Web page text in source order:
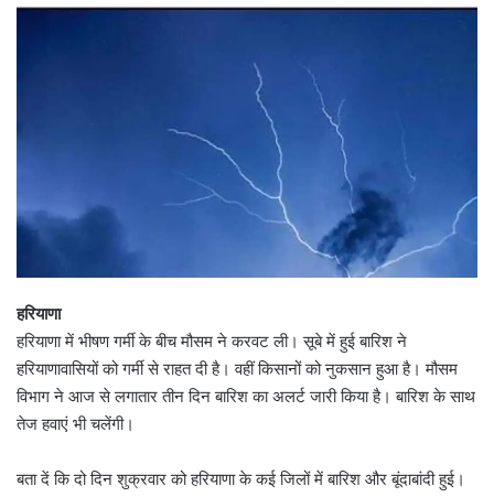
हरियाणा
हरियाणा में भीषण गर्मी के बीच मौसम ने करवट ली। सूबे में हुई बारिश ने
हरियाणावासियों को गर्मी से राहत दी है। वहीं किसानों को नुकसान हुआ है। मौसम
विभाग ने आज से लगातार तीन दिन बारिश का अलर्ट जारी किया है। बारिश के साथ
तेज हवाएं भी चलेंगी।
बता दें कि दो दिन शुक्रवार को हरियाणा के कई जिलों में बारिश और बूंदाबांदी हुई।